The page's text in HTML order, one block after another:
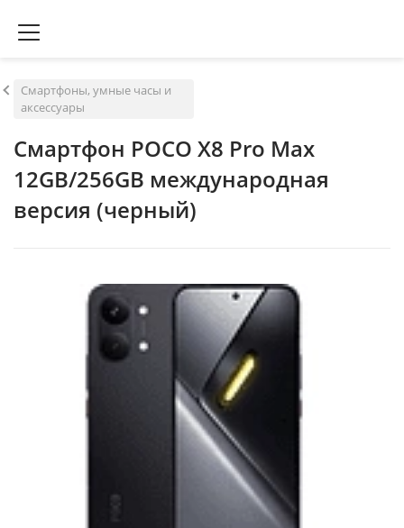
Смартфоны, умные часы и
аксессуары
Смартфон POCO X8 Pro Max
12GB/256GB международная
версия (черный)